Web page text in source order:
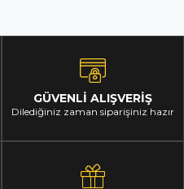
GÜVENLİ ALIŞVERİŞ
Dilediğiniz zaman siparişiniz hazır